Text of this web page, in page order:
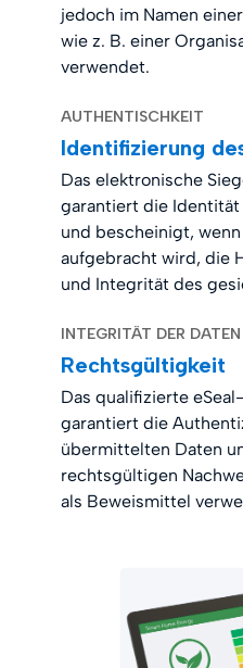
jedoch im Namen
wie z. B. einer
verwendet.
AUTHENTISCHKEIT
Identifizierung
Das elektronische
garantiert die Identität
und bescheinigt,
aufgebracht wird, die
und Integrität des
INTEGRITÄT DER DATEN
Rechtsgültigkeit
Das qualifizierte
garantiert die
übermittelten Daten
rechtsgültigen
als Beweismittel